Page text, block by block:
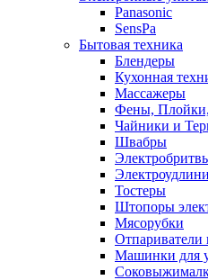
Panasonic
SensPa
Бытовая техника
Блендеры
Кухонная
Массажеры
Фены,
Чайники и
Швабры
Тостеры
Штопоры
Мясорубки
Машинки для